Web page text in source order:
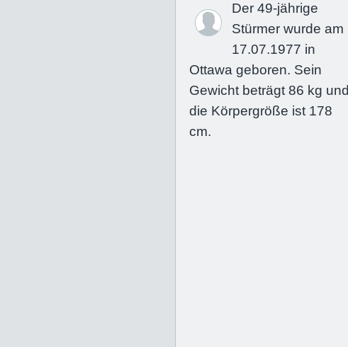
Der 49-jährige
Stürmer wurde am
17.07.1977 in
Ottawa geboren. Sein
Gewicht beträgt 86 kg und
die Körpergröße ist 178
cm.